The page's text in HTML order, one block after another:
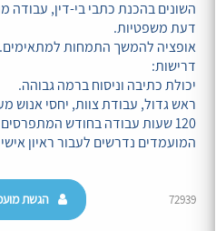
השונים בהכנת כתבי בי-דין, עבודה
דעת משפטיות.
אופציה להמשך התמחות למתאימים.
דרישות:
יכולת כתיבה וניסוח ברמה גבוהה.
ראש גדול, עבודת צוות, יחסי אנוש
120 שעות עבודה בחודש המתפרסים על 4-3 ימי עבודה בשבוע.
המועמדים נדרשים לעבור ראיון אישי
72939 הגשת